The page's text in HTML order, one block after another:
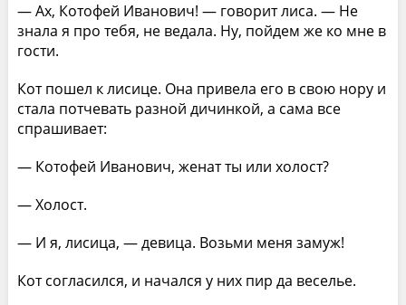
— Ах, Котофей Иванович! — говорит лиса. — Не
знала я про тебя, не ведала. Ну, пойдем же ко мне в
гости.
Кот пошел к лисице. Она привела его в свою нору и
стала потчевать разной дичинкой, а сама все
спрашивает:
— Котофей Иванович, женат ты или холост?
— Холост.
— И я, лисица, — девица. Возьми меня замуж!
Кот согласился, и начался у них пир да веселье.